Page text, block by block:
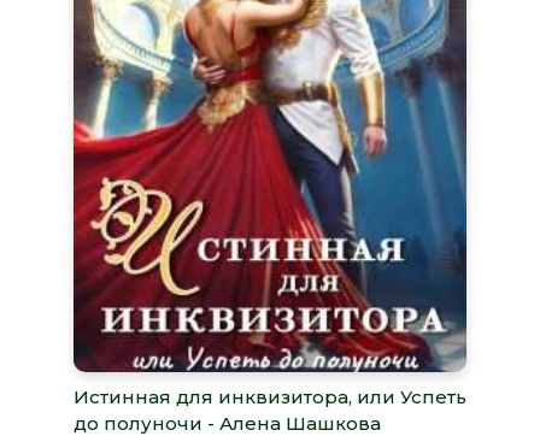
Истинная для инквизитора, или Успеть
до полуночи - Алена Шашкова